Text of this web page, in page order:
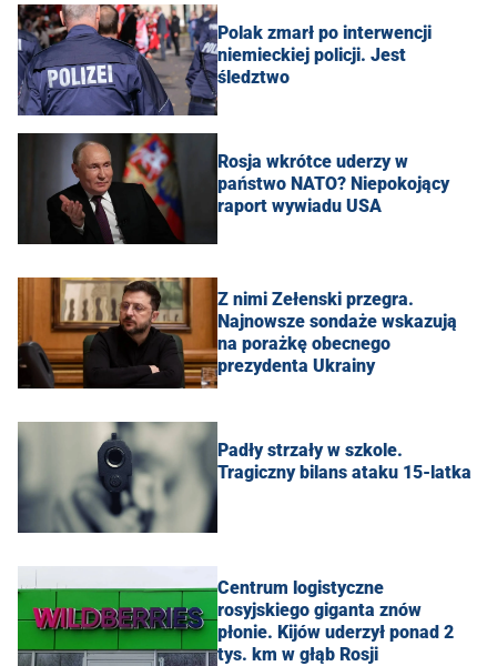
Polak zmarł po interwencji
niemieckiej policji. Jest
śledztwo
Rosja wkrótce uderzy w
państwo NATO? Niepokojący
raport wywiadu USA
Z nimi Zełenski przegra.
Najnowsze sondaże wskazują
na porażkę obecnego
prezydenta Ukrainy
Padły strzały w szkole.
Tragiczny bilans ataku 15-latka
Centrum logistyczne
rosyjskiego giganta znów
płonie. Kijów uderzył ponad 2
tys. km w głąb Rosji